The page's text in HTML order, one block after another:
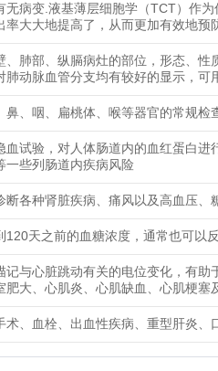
无病变.液基薄层细胞学（TCT）作
率大大地提高了，从而更加有效地预
、肺部、纵膈病灶的部位，形态、
肺动脉血管分支均有较好的显示，可
鼻、咽、扁桃体、喉等器官的常规检
血试验，对人体肠道内的血红蛋白进
一些列肠道内疾病风险
断各种肾脏疾病、痛风以及高血压、
120天之前的血糖浓度，通常也可以
记与心脏跳动有关的电位变化，有
肥大、心肌炎、心肌缺血、心肌梗塞
术、血栓、出血性疾病、重型肝炎、